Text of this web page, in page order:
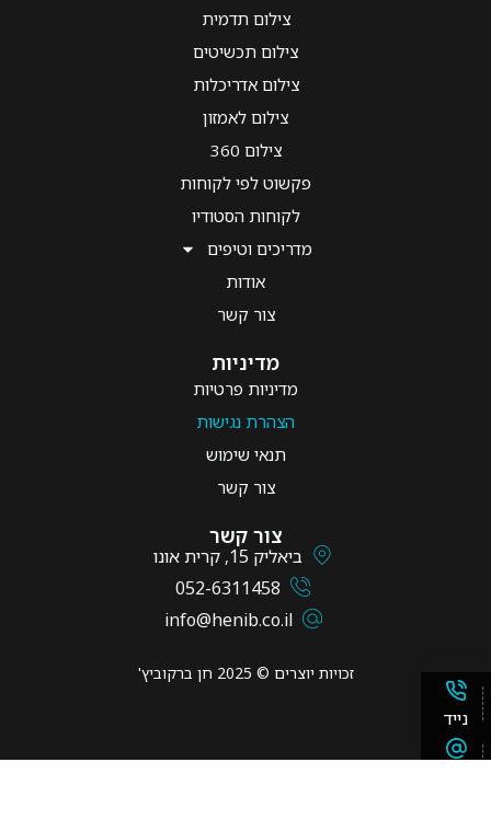
צילום תדמית
צילום תכשיטים
צילום אדריכלות
צילום לאמזון
צילום 360
פקשוט לפי לקוחות
לקוחות הסטודיו
מדריכים וטיפים
אודות
צור קשר
מדיניות
מדיניות פרטיות
הצהרת נגישות
תנאי שימוש
צור קשר
צור קשר
ביאליק 15, קרית אונו
052-6311458
info@henib.co.il
זכויות יוצרים © ‎2025‎ ‏חן ברקוביץ'
נייד